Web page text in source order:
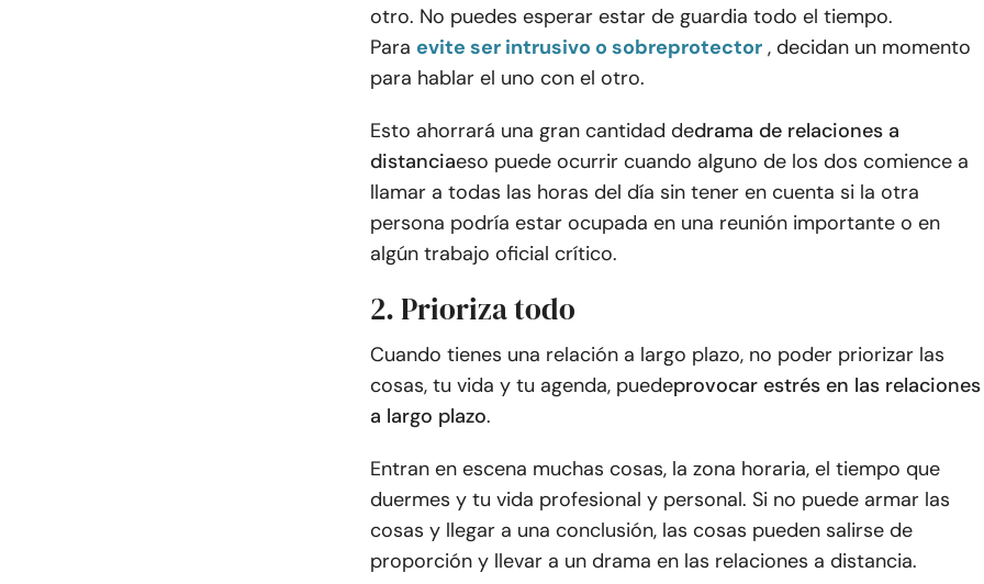
otro. No puedes esperar estar de guardia todo el tiempo.
Para evite ser intrusivo o sobreprotector , decidan un momento
para hablar el uno con el otro.
Esto ahorrará una gran cantidad dedrama de relaciones a
distanciaeso puede ocurrir cuando alguno de los dos comience a
llamar a todas las horas del día sin tener en cuenta si la otra
persona podría estar ocupada en una reunión importante o en
algún trabajo oficial crítico.
2. Prioriza todo
Cuando tienes una relación a largo plazo, no poder priorizar las
cosas, tu vida y tu agenda, puedeprovocar estrés en las relaciones
a largo plazo.
Entran en escena muchas cosas, la zona horaria, el tiempo que
duermes y tu vida profesional y personal. Si no puede armar las
cosas y llegar a una conclusión, las cosas pueden salirse de
proporción y llevar a un drama en las relaciones a distancia.